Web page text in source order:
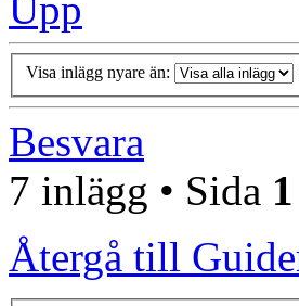
Visa inlägg nyare än:
Besvara
7 inlägg • Sida 1
Återgå till